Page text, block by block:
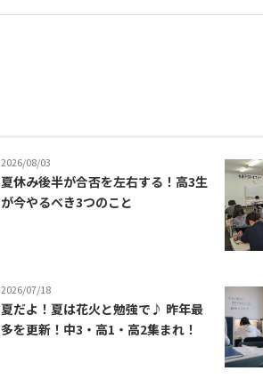
2026/08/03
夏休み後半が合否を左右する！高3生
が今やるべき3つのこと
2026/07/18
夏だよ！夏は花火と勉強で♪ 昨年最
多を更新！中3・高1・高2集まれ！